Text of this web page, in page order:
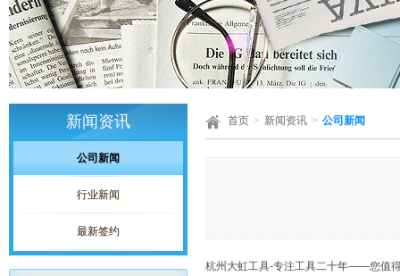
新闻资讯
公司新闻
行业新闻
最新签约
首页 > 新闻资讯 > 公司新闻
杭州大虹工具-专注工具二十年——您值